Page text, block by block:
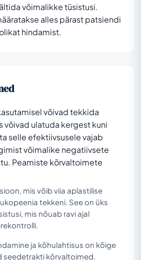
võimalikke tüsistusi.
alles pärast patsiendi
hindamist.
võivad tekkida
võivad ulatuda kergest kuni
selle efektiivsusele vajab
võimalike negatiivsete
Peamiste kõrvaltoimete
mis võib viia aplastilise
tekkeni. See on üks
mis nõuab ravi ajal
ja kõhulahtisus on kõige
seedetrakti kõrvaltoimed.